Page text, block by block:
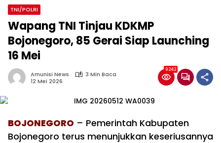
TNI/POLRI
Wapang TNI Tinjau KDKMP
Bojonegoro, 85 Gerai Siap Launching
16 Mei
Amunisi News
3 Min Baca
12 Mei 2026
9242
BOJONEGORO – Pemerintah Kabupaten
Bojonegoro terus menunjukkan keseriusannya